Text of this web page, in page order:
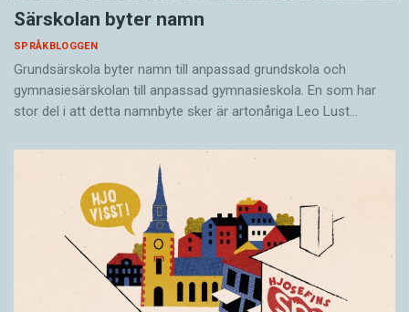
Särskolan byter namn
SPRÅKBLOGGEN
Grundsärskola byter namn till anpassad grundskola och
gymnasiesärskolan till anpassad gymnasieskola. En som har
stor del i att detta namnbyte sker är artonåriga Leo Lust…